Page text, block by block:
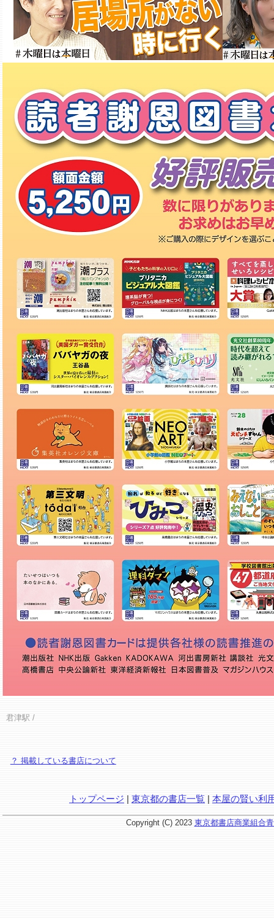
君津駅 /
？ 掲載している書店について
トップページ | 東京都の書店一覧 | 本屋の賢い利
Copyright (C) 2023 東京都書店商業組合